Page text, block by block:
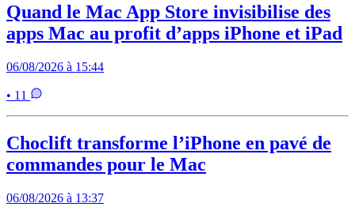
Quand le Mac App Store invisibilise des
apps Mac au profit d’apps iPhone et iPad
06/08/2026 à 15:44
• 11
Choclift transforme l’iPhone en pavé de
commandes pour le Mac
06/08/2026 à 13:37